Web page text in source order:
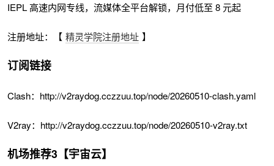
IEPL 高速内网专线，流媒体全平台解锁，月付低至 8 元起
注册地址：【 精灵学院注册地址 】
订阅链接
Clash：http://v2raydog.cczzuu.top/node/20260510-clash.yaml
V2ray：http://v2raydog.cczzuu.top/node/20260510-v2ray.txt
机场推荐3【宇宙云】